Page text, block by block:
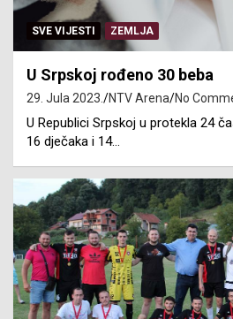
SVE VIJESTI ZEMLJA
U Srpskoj rođeno 30 beba
29. Jula 2023. NTV Arena No
U Republici Srpskoj u protekla 24
16 dječaka i 14…